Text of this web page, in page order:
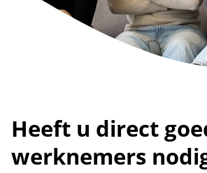
Heeft u direct
werknemers